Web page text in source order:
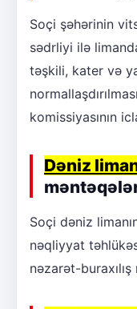
Soçi şəhərinin
sədrliyi ilə
təşkili, kater və
komissiyasının
Dəniz
Soçi dəniz
nəqliyyat
nəzarət-